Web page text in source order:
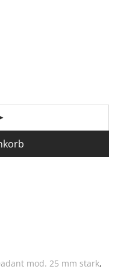
mod. 25 mm stark,